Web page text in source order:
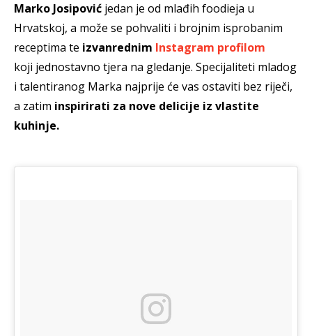
Marko Josipović jedan je od mlađih foodieja u
Hrvatskoj, a može se pohvaliti i brojnim isprobanim
receptima te izvanrednim Instagram profilom
koji jednostavno tjera na gledanje. Specijaliteti mladog
i talentiranog Marka najprije će vas ostaviti bez riječi,
a zatim inspirirati za nove delicije iz vlastite
kuhinje.